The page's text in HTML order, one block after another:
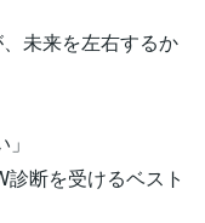
未来を左右するか
断を受けるベスト